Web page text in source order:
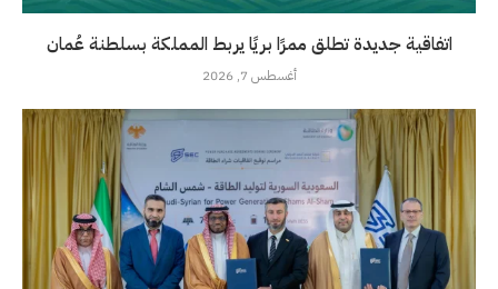
اتفاقية جديدة تطلق ممرًا بريًا يربط المملكة بسلطنة عُمان
أغسطس 7, 2026